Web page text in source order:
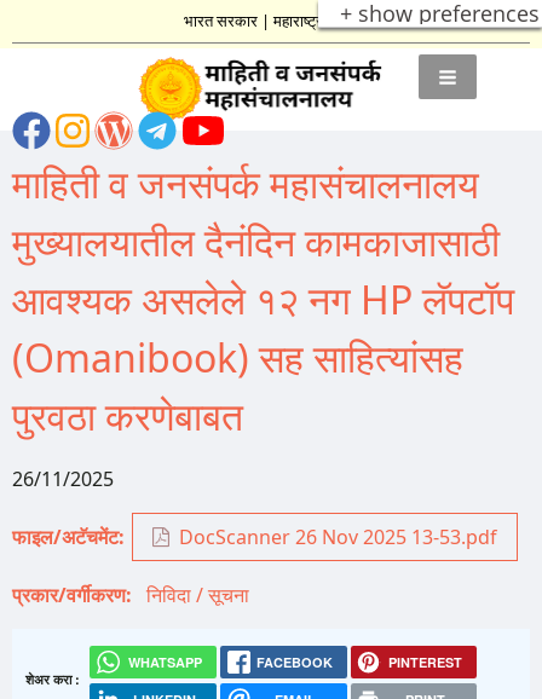
+ show preferences
भारत सरकार|महाराष्ट्र शासन
माहिती व जनसंपर्क महासंचालनालय
मुख्यालयातील दैनंदिन कामकाजासाठी
आवश्यक असलेले १२ नग HP लॅपटॉप
(Omanibook) सह साहित्यांसह
पुरवठा करणेबाबत
26/11/2025
फाइल/अटॅचमेंट DocScanner 26 Nov 2025 13-53.pdf
प्रकार/वर्गीकरण निविदा / सूचना
शेअर करा :
WHATSAPP FACEBOOK PINTEREST